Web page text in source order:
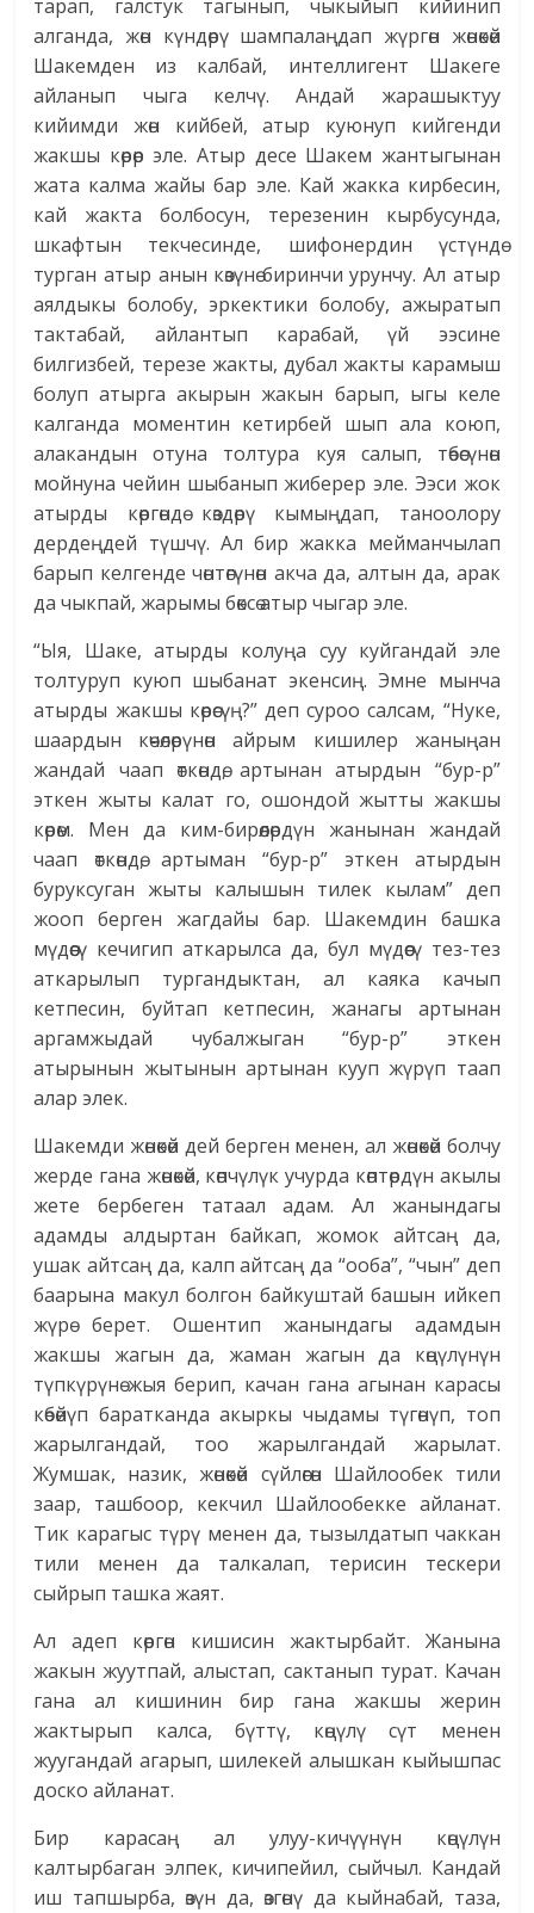
тарап, галстук тагынып, чыкыйып кийинип
алганда, жөн күндөрү шампалаңдап жүргөн жөнөкөй
Шакемден из калбай, интеллигент Шакеге
айланып чыга келчү. Андай жарашыктуу
кийимди жөн кийбей, атыр куюнуп кийгенди
жакшы көрөр эле. Атыр десе Шакем жантыгынан
жата калма жайы бар эле. Кай жакка кирбесин,
кай жакта болбосун, терезенин кырбусунда,
шкафтын текчесинде, шифонердин үстүндө
турган атыр анын көзүнө биринчи урунчу. Ал атыр
аялдыкы болобу, эркектики болобу, ажыратып
тактабай, айлантып карабай, үй ээсине
билгизбей, терезе жакты, дубал жакты карамыш
болуп атырга акырын жакын барып, ыгы келе
калганда моментин кетирбей шып ала коюп,
алакандын отуна толтура куя салып, төбөсүнөн
мойнуна чейин шыбанып жиберер эле. Ээси жок
атырды көргөндө көздөрү кымыңдап, таноолору
дердеңдей түшчү. Ал бир жакка мейманчылап
барып келгенде чөнтөгүнөн акча да, алтын да, арак
да чыкпай, жарымы бөксө атыр чыгар эле.
“Ыя, Шаке, атырды колуңа суу куйгандай эле
толтуруп куюп шыбанат экенсиң. Эмне мынча
атырды жакшы көрөсүң?” деп суроо салсам, “Нуке,
шаардын көчөлөрүнөн айрым кишилер жаныңан
жандай чаап өткөндө, артынан атырдын “бур-р”
эткен жыты калат го, ошондой жытты жакшы
көрөм. Мен да ким-бирөөлөрдүн жанынан жандай
чаап өткөндө, артыман “бур-р” эткен атырдын
буруксуган жыты калышын тилек кылам” деп
жооп берген жагдайы бар. Шакемдин башка
мүдөөсү кечигип аткарылса да, бул мүдөөсү тез-тез
аткарылып тургандыктан, ал каяка качып
кетпесин, буйтап кетпесин, жанагы артынан
аргамжыдай чубалжыган “бур-р” эткен
атырынын жытынын артынан кууп жүрүп таап
алар элек.
Шакемди жөнөкөй дей берген менен, ал жөнөкөй болчу
жерде гана жөнөкөй, көпчүлүк учурда көптөрдүн акылы
жете бербеген татаал адам. Ал жанындагы
адамды алдыртан байкап, жомок айтсаң да,
ушак айтсаң да, калп айтсаң да “ооба”, “чын” деп
баарына макул болгон байкуштай башын ийкеп
жүрө берет. Ошентип жанындагы адамдын
жакшы жагын да, жаман жагын да көңүлүнүн
түпкүрүнө жыя берип, качан гана агынан карасы
көбөйүп баратканда акыркы чыдамы түгөнүп, топ
жарылгандай, тоо жарылгандай жарылат.
Жумшак, назик, жөнөкөй сүйлөгөн Шайлообек тили
заар, ташбоор, кекчил Шайлообекке айланат.
Тик карагыс түрү менен да, тызылдатып чаккан
тили менен да талкалап, терисин тескери
сыйрып ташка жаят.
Ал адеп көргөн кишисин жактырбайт. Жанына
жакын жуутпай, алыстап, сактанып турат. Качан
гана ал кишинин бир гана жакшы жерин
жактырып калса, бүттү, көңүлү сүт менен
жуугандай агарып, шилекей алышкан кыйышпас
доско айланат.
Бир карасаң ал улуу-кичүүнүн көңүлүн
калтырбаган элпек, кичипейил, сыйчыл. Кандай
иш тапшырба, өзүн да, өзгөнү да кыйнабай, таза,